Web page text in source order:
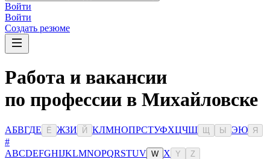
Войти
Войти
Создать резюме
Работа и вакансии
по профессии в Михайловске
АБВГДЕ Ё ЖЗИ Й КЛМНОПРСТУФХЦЧШ Ы ЭЮ Я
#
ABCDEFGHIJKLMNOPQRSTUV W X Y Z